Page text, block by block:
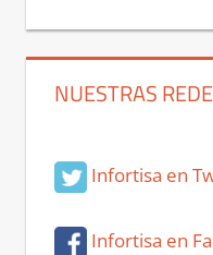
NUESTRAS
Infortisa en
Infortisa en